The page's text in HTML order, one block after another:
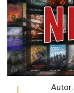
Autor: